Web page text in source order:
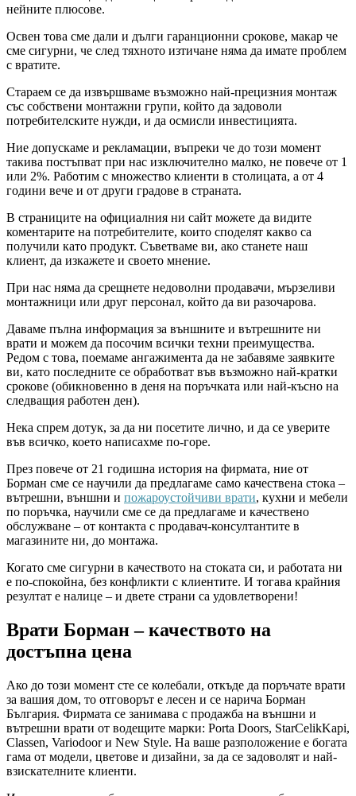
нейните плюсове.
Освен това сме дали и дълги гаранционни срокове, макар че
сме сигурни, че след тяхното изтичане няма да имате проблем
с вратите.
Стараем се да извършваме възможно най-прецизния монтаж
със собствени монтажни групи, който да задоволи
потребителските нужди, и да осмисли инвестицията.
Ние допускаме и рекламации, въпреки че до този момент
такива постъпват при нас изключително малко, не повече от 1
или 2%. Работим с множество клиенти в столицата, а от 4
години вече и от други градове в страната.
В страниците на официалния ни сайт можете да видите
коментарите на потребителите, които споделят какво са
получили като продукт. Съветваме ви, ако станете наш
клиент, да изкажете и своето мнение.
При нас няма да срещнете недоволни продавачи, мързеливи
монтажници или друг персонал, който да ви разочарова.
Даваме пълна информация за външните и вътрешните ни
врати и можем да посочим всички техни преимущества.
Редом с това, поемаме ангажимента да не забавяме заявките
ви, като последните се обработват във възможно най-кратки
срокове (обикновенно в деня на поръчката или най-късно на
следващия работен ден).
Нека спрем дотук, за да ни посетите лично, и да се уверите
във всичко, което написахме по-горе.
През повече от 21 годишна история на фирмата, ние от
Борман сме се научили да предлагаме само качествена стока –
вътрешни, външни и пожароустойчиви врати, кухни и мебели
по поръчка, научили сме се да предлагаме и качествено
обслужване – от контакта с продавач-консултантите в
магазините ни, до монтажа.
Когато сме сигурни в качеството на стоката си, и работата ни
е по-спокойна, без конфликти с клиентите. И тогава крайния
резултат е налице – и двете страни са удовлетворени!
Врати Борман – качеството на
достъпна цена
Ако до този момент сте се колебали, откъде да поръчате врати
за вашия дом, то отговорът е лесен и се нарича Борман
България. Фирмата се занимава с продажба на външни и
вътрешни врати от водещите марки: Porta Doors, StarCelikKapi,
Classen, Variodoor и New Style. На ваше разположение е богата
гама от модели, цветове и дизайни, за да се задоволят и най-
взискателните клиенти.